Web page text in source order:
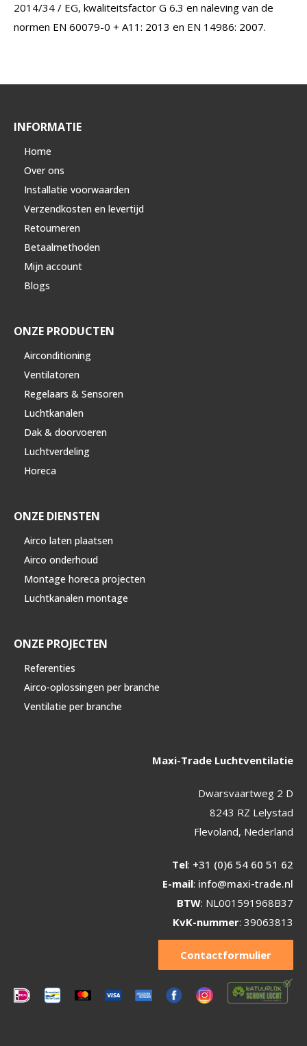
2014/34 / EG, kwaliteitsfactor G 6.3 en naleving van de
normen EN 60079-0 + A11: 2013 en EN 14986: 2007.
INFORMATIE
Home
Over ons
Installatie voorwaarden
Verzendkosten en levertijd
Retourneren
Betaalmethoden
Mijn account
Blogs
ONZE PRODUCTEN
Airconditioning
Ventilatoren
Regelaars & Sensoren
Luchtkanalen
Dak & doorvoeren
Luchtverdeling
Horeca
ONZE DIENSTEN
Airco laten plaatsen
Airco onderhoud
Montage horeca projecten
Luchtkanalen montage
ONZE PROJECTEN
Referenties
Airco-oplossingen per branche
Ventilatie per branche
Maxi-Trade Luchtventilatie
Dwarsvaartweg 2 D
8243 RZ Lelystad
Flevoland, Nederland
Tel: +31 (0)6 54 60 51 62
E-mail: info@maxi-trade.nl
BTW: NL001591968B37
KvK-nummer: 39063813
Contactformulier